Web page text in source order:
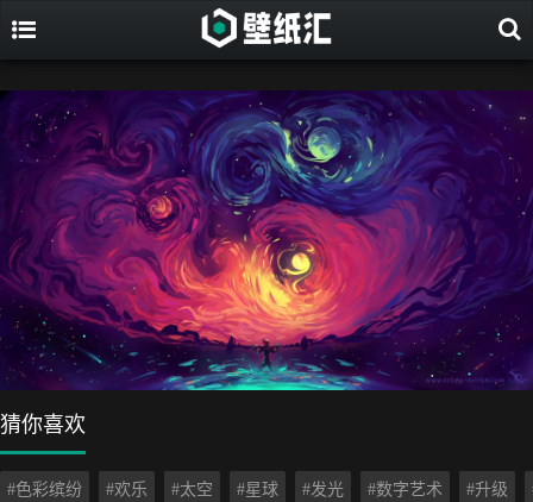
猜你喜欢
#色彩缤纷 #欢乐 #太空 #星球 #发光 #数字艺术 #升级